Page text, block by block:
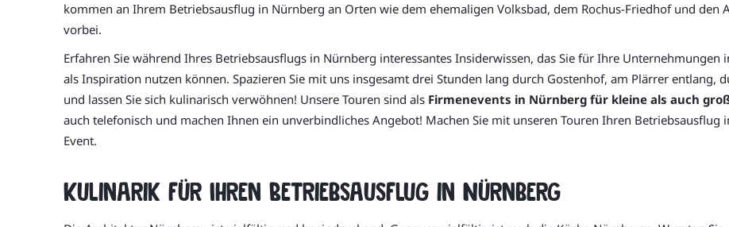
kommen an Ihrem Betriebsausflug in Nürnberg an Orten wie dem ehemaligen Volksbad, dem Rochus-Friedhof und den
vorbei.
Erfahren Sie während Ihres Betriebsausflugs in Nürnberg interessantes Insiderwissen, das Sie für Ihre
als Inspiration nutzen können. Spazieren Sie mit uns insgesamt drei Stunden lang durch Gostenhof, am Plärrer entlang,
und lassen Sie sich kulinarisch verwöhnen! Unsere Touren sind als Firmenevents in Nürnberg für kleine als auch
auch telefonisch und machen Ihnen ein unverbindliches Angebot! Machen Sie mit unseren Touren Ihren
Event.
Kulinarik für Ihren Betriebsausflug in Nürnberg